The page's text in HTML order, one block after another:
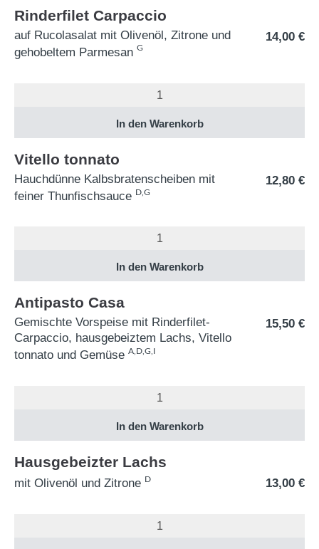
Rinderfilet Carpaccio
auf Rucolasalat mit Olivenöl, Zitrone und
gehobeltem Parmesan G
14,00 €
Vitello tonnato
Hauchdünne Kalbsbratenscheiben mit
feiner Thunfischsauce D,G
12,80 €
Antipasto Casa
Gemischte Vorspeise mit Rinderfilet-
Carpaccio, hausgebeiztem Lachs, Vitello
tonnato und Gemüse A,D,G,I
15,50 €
Hausgebeizter Lachs
mit Olivenöl und Zitrone D 13,00 €